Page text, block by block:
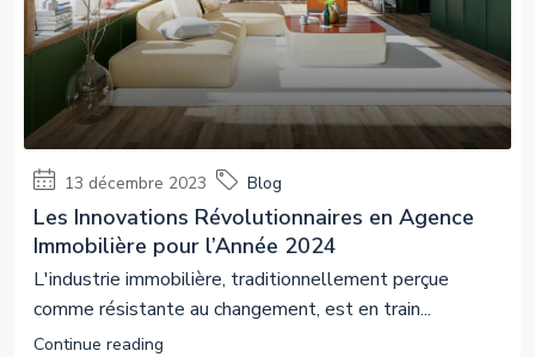
13 décembre 2023 Blog
Les Innovations Révolutionnaires en Agence
Immobilière pour l’Année 2024
L'industrie immobilière, traditionnellement perçue
comme résistante au changement, est en train...
Continue reading